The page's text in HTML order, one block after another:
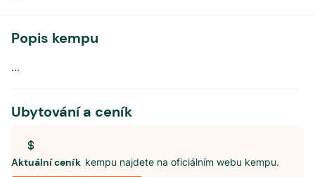
Popis kempu
...
Ubytování a ceník
Aktuální ceník kempu najdete na oficiálním webu kempu.